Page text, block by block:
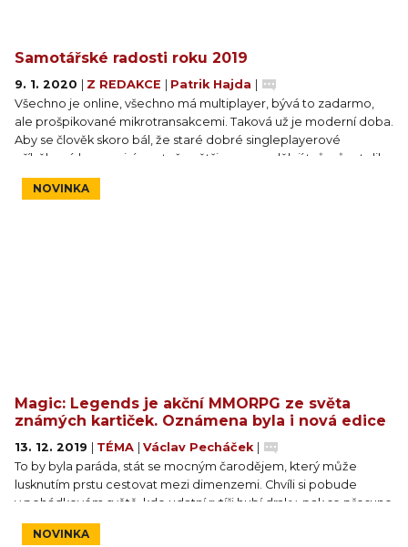
Samotářské radosti roku 2019
9. 1. 2020 | Z REDAKCE | Patrik Hajda |
Všechno je online, všechno má multiplayer, bývá to zadarmo,
ale prošpikované mikrotransakcemi. Taková už je moderní doba.
Aby se člověk skoro bál, že staré dobré singleplayerové
příběhové hry vymizí, protože většinou nevydělají tvůrcům tolik
jako barevné repetitivní střílečky, ve kterých jde jen o to, honit se
za skillem. Ale jakožto hráč, který nedá na singleplayer dopustit,
NOVINKA
Magic: Legends je akční MMORPG ze světa
známých kartiček. Oznámena byla i nová edice
13. 12. 2019 | TÉMA | Václav Pecháček |
To by byla paráda, stát se mocným čarodějem, který může
lusknutím prstu cestovat mezi dimenzemi. Chvíli si pobude
v pohádkovém světě, kde udatní rytíři hubí draky, pak se přesune
do města pokrývajícího celou planetu, nakonec si třeba
bezstarostně zablbne v nekonečné exterminační válce na
NOVINKA